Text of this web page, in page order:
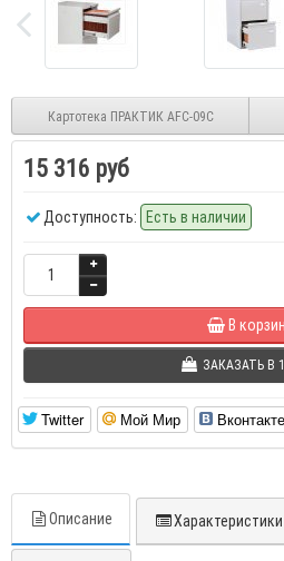
Картотека ПРАКТИК AFC-09C
15 316 руб
Доступность: Есть в наличии
В
ЗАКАЗАТЬ В
Twitter Мой Мир Вконтакте
Описание Характеристики